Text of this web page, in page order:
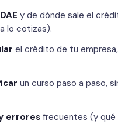
y de dónde sale el
lo cotizas).
el crédito de tu
un curso paso a paso,
erroresfrecuentes (y qué